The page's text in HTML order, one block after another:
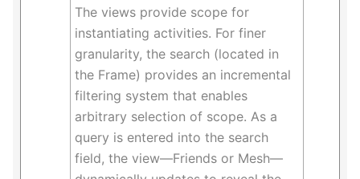
The views provide scope for
instantiating activities. For finer
granularity, the search (located in
the Frame) provides an incremental
filtering system that enables
arbitrary selection of scope. As a
query is entered into the search
field, the view—Friends or Mesh—